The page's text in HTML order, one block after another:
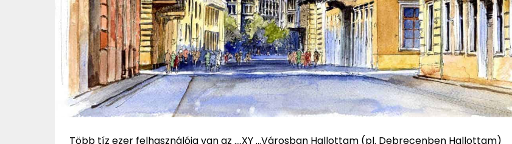
Több tíz ezer felhasználója van az ….XY …Városban Hallottam (pl. Debrecenben Hallottam)